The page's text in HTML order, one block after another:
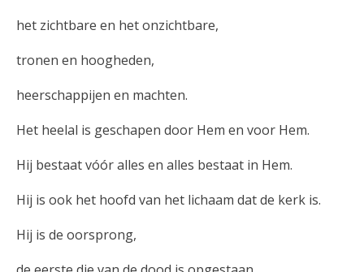
het zichtbare en het onzichtbare,
tronen en hoogheden,
heerschappijen en machten.
Het heelal is geschapen door Hem en voor Hem.
Hij bestaat vóór alles en alles bestaat in Hem.
Hij is ook het hoofd van het lichaam dat de kerk is.
Hij is de oorsprong,